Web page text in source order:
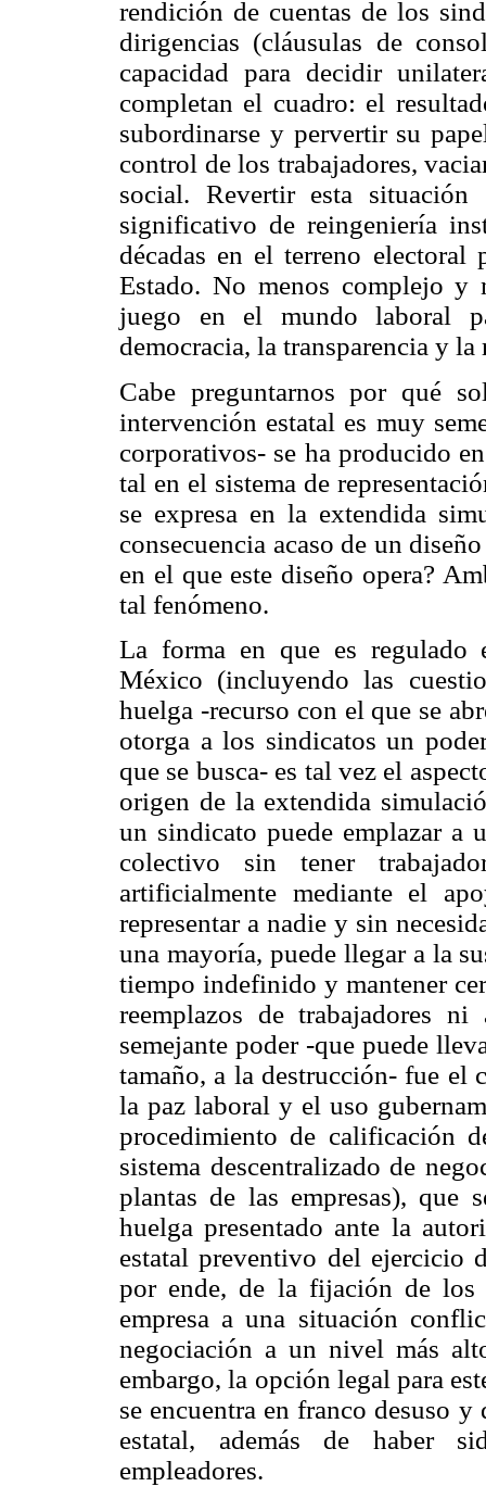
rendición de cuentas de los
dirigencias (cláusulas de
capacidad para decidir
completan el cuadro: el
subordinarse y pervertir su
control de los trabajadores,
social. Revertir esta situación
significativo de reingeniería
décadas en el terreno
Estado. No menos complejo y
juego en el mundo laboral
democracia, la transparencia y
Cabe preguntarnos por qué
intervención estatal es muy
corporativos- se ha producido
tal en el sistema de
se expresa en la extendida
consecuencia acaso de un
en el que este diseño opera?
tal fenómeno.
La forma en que es regulado
México (incluyendo las
huelga -recurso con el que se
otorga a los sindicatos un
que se busca- es tal vez el
origen de la extendida
un sindicato puede emplazar a
colectivo sin tener
artificialmente mediante el
representar a nadie y sin
una mayoría, puede llegar a la
tiempo indefinido y mantener
reemplazos de trabajadores
semejante poder -que puede
tamaño, a la destrucción- fue el
la paz laboral y el uso
procedimiento de calificación
sistema descentralizado de
plantas de las empresas), que
huelga presentado ante la
estatal preventivo del ejercicio
por ende, de la fijación de los
empresa a una situación
negociación a un nivel más
embargo, la opción legal para
se encuentra en franco desuso
estatal, además de haber
empleadores.